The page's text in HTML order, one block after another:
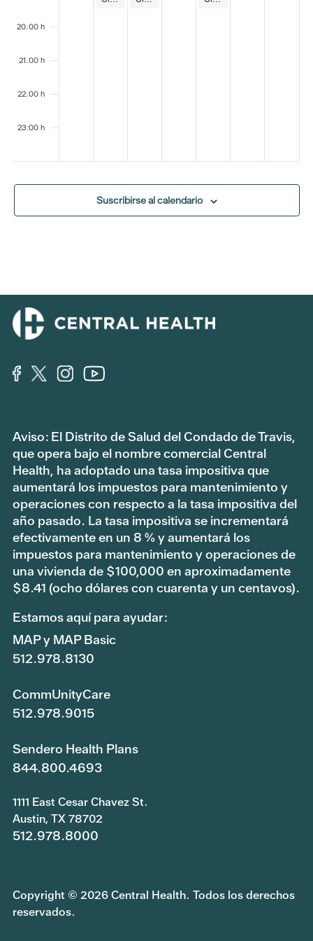
20.00 h
21.00 h
22.00 h
23:00 h
Suscribirse al calendario
Aviso: El Distrito de Salud del Condado de Travis,
que opera bajo el nombre comercial Central
Health, ha adoptado una tasa impositiva que
aumentará los impuestos para mantenimiento y
operaciones con respecto a la tasa impositiva del
año pasado. La tasa impositiva se incrementará
efectivamente en un 8 % y aumentará los
impuestos para mantenimiento y operaciones de
una vivienda de $100,000 en aproximadamente
$8.41 (ocho dólares con cuarenta y un centavos).
Estamos aquí para ayudar:
MAP y MAP Basic
512.978.8130
CommUnityCare
512.978.9015
Sendero Health Plans
844.800.4693
1111 East Cesar Chavez St.
Austin, TX 78702
512.978.8000
Copyright © 2026 Central Health. Todos los derechos
reservados.